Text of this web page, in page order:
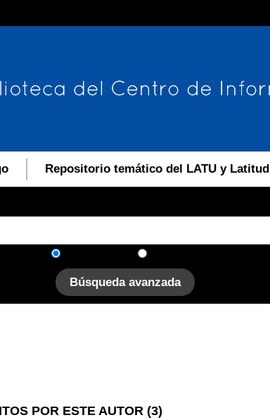
Repositorio temático del LATU y Latitud
Búsqueda avanzada
POR ESTE AUTOR (3)